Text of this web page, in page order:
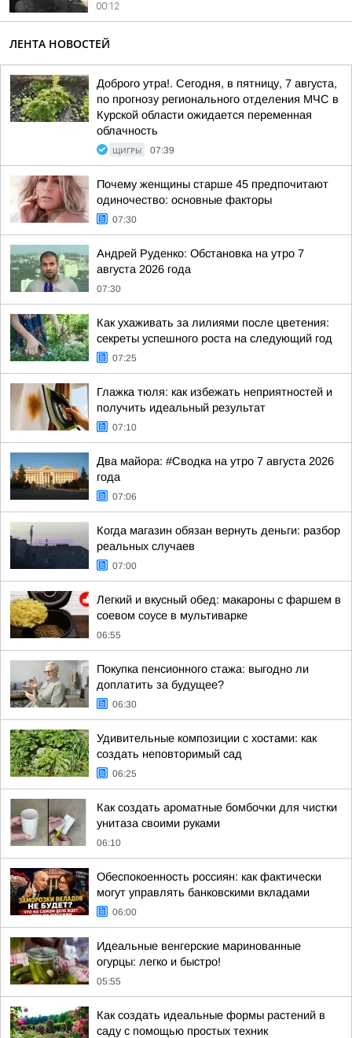
00:12
ЛЕНТА НОВОСТЕЙ
Доброго утра!. Сегодня, в пятницу, 7 августа,
по прогнозу регионального отделения МЧС в
Курской области ожидается переменная
облачность
ЩИГРЫ 07:39
Почему женщины старше 45 предпочитают
одиночество: основные факторы
07:30
Андрей Руденко: Обстановка на утро 7
августа 2026 года
07:30
Как ухаживать за лилиями после цветения:
секреты успешного роста на следующий год
07:25
Глажка тюля: как избежать неприятностей и
получить идеальный результат
07:10
Два майора: #Сводка на утро 7 августа 2026
года
07:06
Когда магазин обязан вернуть деньги: разбор
реальных случаев
07:00
Легкий и вкусный обед: макароны с фаршем в
соевом соусе в мультиварке
06:55
Покупка пенсионного стажа: выгодно ли
доплатить за будущее?
06:30
Удивительные композиции с хостами: как
создать неповторимый сад
06:25
Как создать ароматные бомбочки для чистки
унитаза своими руками
06:10
Обеспокоенность россиян: как фактически
могут управлять банковскими вкладами
06:00
Идеальные венгерские маринованные
огурцы: легко и быстро!
05:55
Как создать идеальные формы растений в
саду с помощью простых техник